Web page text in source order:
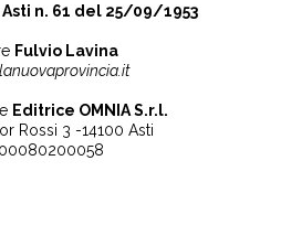
n. 61 del 25/09/1953
Fulvio Lavina
Editrice OMNIA S.r.l.
Rossi 3 -14100 Asti
00080200058